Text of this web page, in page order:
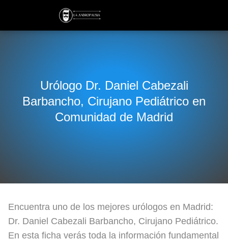
Urólogo Dr. Daniel Cabezali
Barbancho, Cirujano Pediátrico en
Comunidad de Madrid
Encuentra uno de los mejores urólogos en Madrid:
Dr. Daniel Cabezali Barbancho, Cirujano Pediátrico.
En esta ficha verás toda la información fundamental